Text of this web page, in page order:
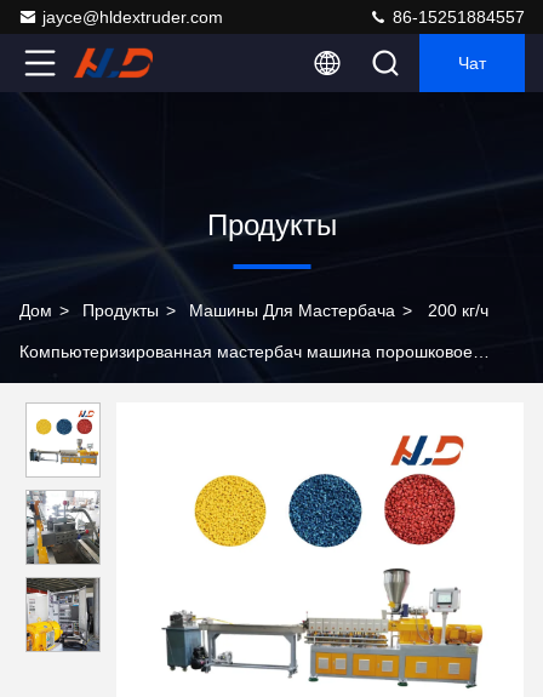
jayce@hldextruder.com 86-15251884557
Чат
Продукты
Дом > Продукты > Машины Для Мастербача > 200 кг/ч
Компьютеризированная мастербач машина порошковое